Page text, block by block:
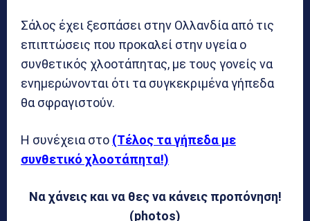
Σάλος έχει ξεσπάσει στην Ολλανδία από τις
επιπτώσεις που προκαλεί στην υγεία ο
συνθετικός χλοοτάπητας, με τους γονείς να
ενημερώνονται ότι τα συγκεκριμένα γήπεδα
θα σφραγιστούν.
Η συνέχεια στο (Τέλος τα γήπεδα με
συνθετικό χλοοτάπητα!)
Να χάνεις και να θες να κάνεις προπόνηση!
(photos)